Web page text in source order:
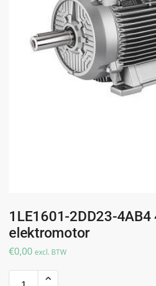
1LE1601-2DD23-4AB4
elektromotor
€0,00 excl. BTW